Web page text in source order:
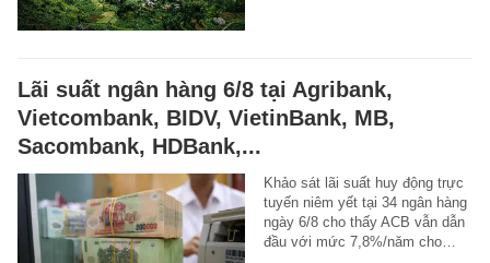
Lãi suất ngân hàng 6/8 tại Agribank,
Vietcombank, BIDV, VietinBank, MB,
Sacombank, HDBank,...
Khảo sát lãi suất huy động trực
tuyến niêm yết tại 34 ngân hàng
ngày 6/8 cho thấy ACB vẫn dẫn
đầu với mức 7,8%/năm cho…